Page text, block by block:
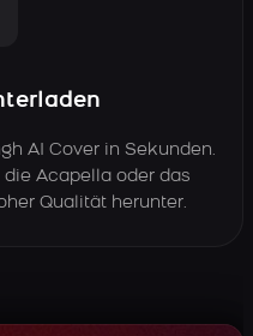
AI Cover in Sekunden.
Acapella oder das
Qualität herunter.